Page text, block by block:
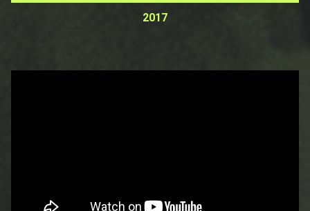
2017